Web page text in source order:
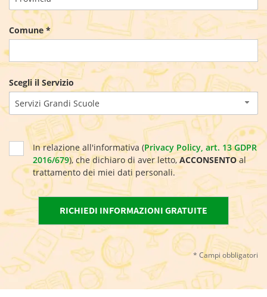
Comune *
Scegli il Servizio
Servizi Grandi Scuole
In relazione all'informativa (Privacy Policy, art. 13 GDPR
2016/679), che dichiaro di aver letto,ACCONSENTOal
trattamento dei miei dati personali.
* Campi obbligatori